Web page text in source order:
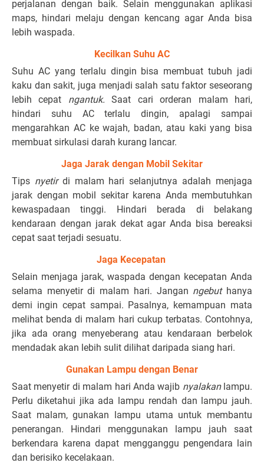
perjalanan dengan baik. Selain menggunakan aplikasi
maps, hindari melaju dengan kencang agar Anda bisa
lebih waspada.
Kecilkan Suhu AC
Suhu AC yang terlalu dingin bisa membuat tubuh jadi
kaku dan sakit, juga menjadi salah satu faktor seseorang
lebih cepat ngantuk.Saat cari orderan malam hari,
hindari suhu AC terlalu dingin, apalagi sampai
mengarahkan AC ke wajah, badan, atau kaki yang bisa
membuat sirkulasi darah kurang lancar.
Jaga Jarak dengan Mobil Sekitar
Tips nyetir di malam hari selanjutnya adalah menjaga
jarak dengan mobil sekitar karena Anda membutuhkan
kewaspadaan tinggi. Hindari berada di belakang
kendaraan dengan jarak dekat agar Anda bisa bereaksi
cepat saat terjadi sesuatu.
Jaga Kecepatan
Selain menjaga jarak, waspada dengan kecepatan Anda
selama menyetir di malam hari. Jangan ngebut hanya
demi ingin cepat sampai. Pasalnya, kemampuan mata
melihat benda di malam hari cukup terbatas. Contohnya,
jika ada orang menyeberang atau kendaraan berbelok
mendadak akan lebih sulit dilihat daripada siang hari.
Gunakan Lampu dengan Benar
Saat menyetir di malam hari Anda wajib nyalakan lampu.
Perlu diketahui jika ada lampu rendah dan lampu jauh.
Saat malam, gunakan lampu utama untuk membantu
penerangan. Hindari menggunakan lampu jauh saat
berkendara karena dapat mengganggu pengendara lain
dan berisiko kecelakaan.